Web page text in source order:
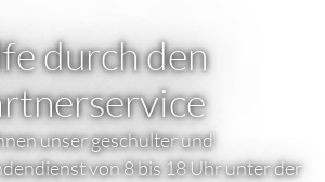
durch den
unser geschulter und
von 8 bis 18 Uhr unter der